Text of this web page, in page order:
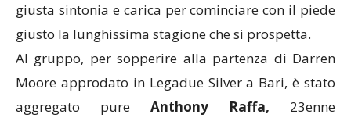
giusta sintonia e carica per cominciare con il piede
giusto la lunghissima stagione che si prospetta.
Al gruppo, per sopperire alla partenza di Darren
Moore approdato in Legadue Silver a Bari, è stato
aggregato pure Anthony Raffa, 23enne